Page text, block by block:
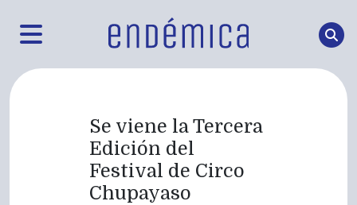
Se viene la Tercera
Edición del
Festival de Circo
Chupayaso